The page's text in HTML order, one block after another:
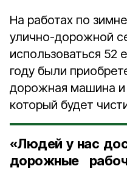
На работах по
улично-дорожной
использоваться 52
году были
дорожная машина и
который будет
«Людей у нас
дорожные